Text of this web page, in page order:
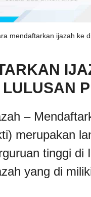
mendaftarkan ijazah ke
–
merupakan
tinggi
yang di